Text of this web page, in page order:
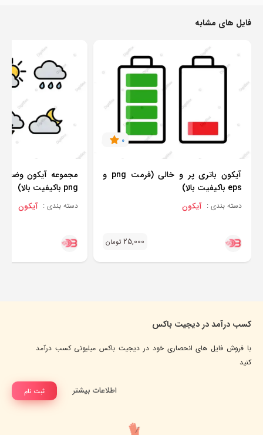
فایل های مشابه
0
آیکون باتری پر و خالی (فرمت png و
eps باکیفیت بالا)
دسته بندی : آیکون
25,000 تومان
مجموعه آیکون
png باکیفیت بالا)
دسته بندی : آیکون
کسب درآمد در دیجیت باکس
با فروش فایل های انحصاری خود در دیجیت باکس میلیونی کسب درآمد
کنید
ثبت نام اطلاعات بیشتر